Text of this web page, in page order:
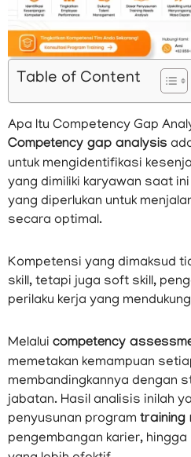
Table of Content
Apa Itu Competency Gap
Competency gap analysis
untuk mengidentifikasi
yang dimiliki karyawan saat
yang diperlukan untuk
secara optimal.
Kompetensi yang dimaksud
skill, tetapi juga soft skill,
perilaku kerja yang
Melalui competency
memetakan kemampuan
membandingkannya dengan
jabatan. Hasil analisis inilah
penyusunan program training
pengembangan karier,